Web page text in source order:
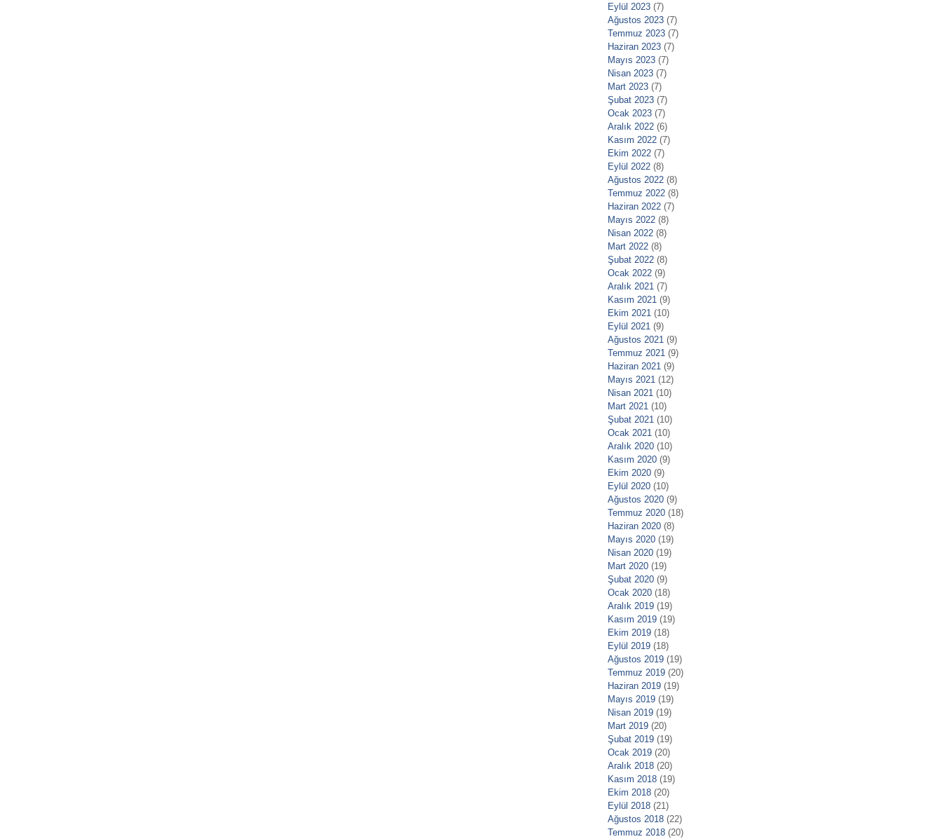
Eylül 2023 (7)
Ağustos 2023 (7)
Temmuz 2023 (7)
Haziran 2023 (7)
Mayıs 2023 (7)
Nisan 2023 (7)
Mart 2023 (7)
Şubat 2023 (7)
Ocak 2023 (7)
Aralık 2022 (6)
Kasım 2022 (7)
Ekim 2022 (7)
Eylül 2022 (8)
Ağustos 2022 (8)
Temmuz 2022 (8)
Haziran 2022 (7)
Mayıs 2022 (8)
Nisan 2022 (8)
Mart 2022 (8)
Şubat 2022 (8)
Ocak 2022 (9)
Aralık 2021 (7)
Kasım 2021 (9)
Ekim 2021 (10)
Eylül 2021 (9)
Ağustos 2021 (9)
Temmuz 2021 (9)
Haziran 2021 (9)
Mayıs 2021 (12)
Nisan 2021 (10)
Mart 2021 (10)
Şubat 2021 (10)
Ocak 2021 (10)
Aralık 2020 (10)
Kasım 2020 (9)
Ekim 2020 (9)
Eylül 2020 (10)
Ağustos 2020 (9)
Temmuz 2020 (18)
Haziran 2020 (8)
Mayıs 2020 (19)
Nisan 2020 (19)
Mart 2020 (19)
Şubat 2020 (9)
Ocak 2020 (18)
Aralık 2019 (19)
Kasım 2019 (19)
Ekim 2019 (18)
Eylül 2019 (18)
Ağustos 2019 (19)
Temmuz 2019 (20)
Haziran 2019 (19)
Mayıs 2019 (19)
Nisan 2019 (19)
Mart 2019 (20)
Şubat 2019 (19)
Ocak 2019 (20)
Aralık 2018 (20)
Kasım 2018 (19)
Ekim 2018 (20)
Eylül 2018 (21)
Ağustos 2018 (22)
Temmuz 2018 (20)